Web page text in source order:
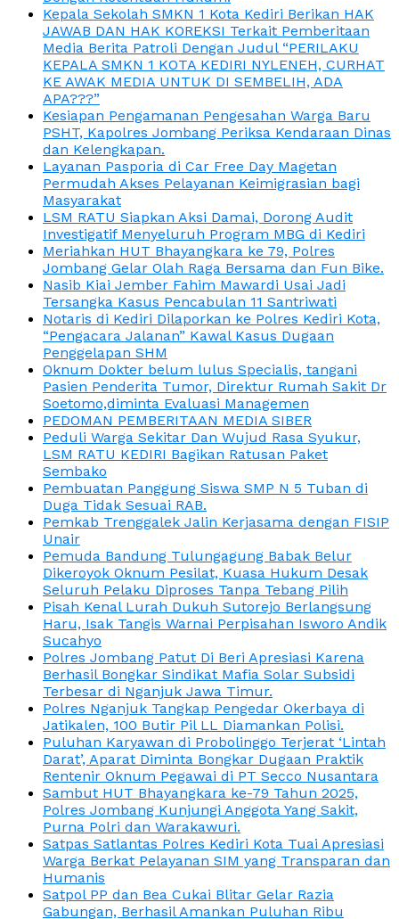
Kepala Sekolah SMKN 1 Kota Kediri Berikan HAK
JAWAB DAN HAK KOREKSI Terkait Pemberitaan
Media Berita Patroli Dengan Judul “PERILAKU
KEPALA SMKN 1 KOTA KEDIRI NYLENEH, CURHAT
KE AWAK MEDIA UNTUK DI SEMBELIH, ADA
APA???”
Kesiapan Pengamanan Pengesahan Warga Baru
PSHT, Kapolres Jombang Periksa Kendaraan Dinas
dan Kelengkapan.
Layanan Pasporia di Car Free Day Magetan
Permudah Akses Pelayanan Keimigrasian bagi
Masyarakat
LSM RATU Siapkan Aksi Damai, Dorong Audit
Investigatif Menyeluruh Program MBG di Kediri
Meriahkan HUT Bhayangkara ke 79, Polres
Jombang Gelar Olah Raga Bersama dan Fun Bike.
Nasib Kiai Jember Fahim Mawardi Usai Jadi
Tersangka Kasus Pencabulan 11 Santriwati
Notaris di Kediri Dilaporkan ke Polres Kediri Kota,
“Pengacara Jalanan” Kawal Kasus Dugaan
Penggelapan SHM
Oknum Dokter belum lulus Specialis, tangani
Pasien Penderita Tumor, Direktur Rumah Sakit Dr
Soetomo,diminta Evaluasi Managemen
PEDOMAN PEMBERITAAN MEDIA SIBER
Peduli Warga Sekitar Dan Wujud Rasa Syukur,
LSM RATU KEDIRI Bagikan Ratusan Paket
Sembako
Pembuatan Panggung Siswa SMP N 5 Tuban di
Duga Tidak Sesuai RAB.
Pemkab Trenggalek Jalin Kerjasama dengan FISIP
Unair
Pemuda Bandung Tulungagung Babak Belur
Dikeroyok Oknum Pesilat, Kuasa Hukum Desak
Seluruh Pelaku Diproses Tanpa Tebang Pilih
Pisah Kenal Lurah Dukuh Sutorejo Berlangsung
Haru, Isak Tangis Warnai Perpisahan Isworo Andik
Sucahyo
Polres Jombang Patut Di Beri Apresiasi Karena
Berhasil Bongkar Sindikat Mafia Solar Subsidi
Terbesar di Nganjuk Jawa Timur.
Polres Nganjuk Tangkap Pengedar Okerbaya di
Jatikalen, 100 Butir Pil LL Diamankan Polisi.
Puluhan Karyawan di Probolinggo Terjerat ‘Lintah
Darat’, Aparat Diminta Bongkar Dugaan Praktik
Rentenir Oknum Pegawai di PT Secco Nusantara
Sambut HUT Bhayangkara ke-79 Tahun 2025,
Polres Jombang Kunjungi Anggota Yang Sakit,
Purna Polri dan Warakawuri.
Satpas Satlantas Polres Kediri Kota Tuai Apresiasi
Warga Berkat Pelayanan SIM yang Transparan dan
Humanis
Satpol PP dan Bea Cukai Blitar Gelar Razia
Gabungan, Berhasil Amankan Puluhan Ribu